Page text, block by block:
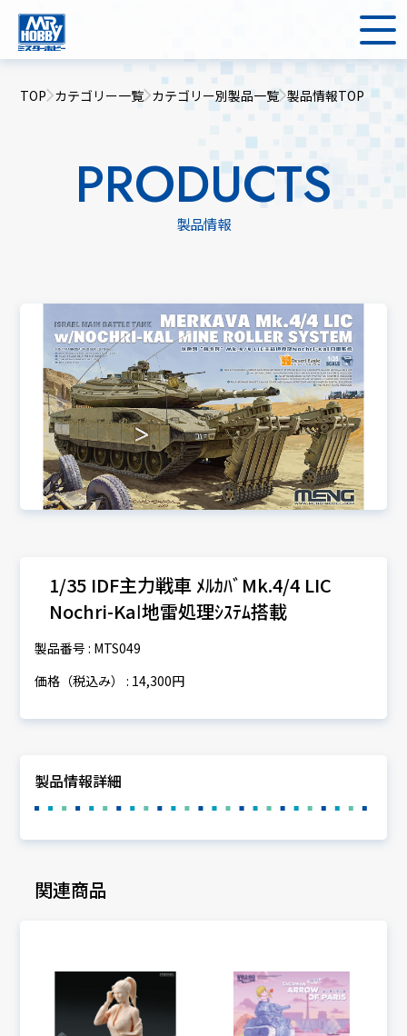
TOP カテゴリー一覧 カテゴリー別製品一覧 製品情報TOP
PRODUCTS
製品情報
1/35 IDF主力戦車 ﾒﾙｶﾊﾞMk.4/4 LIC
Nochri-Kaⅼ地雷処理ｼｽﾃﾑ搭載
製品番号 : MTS049
価格（税込み） : 14,300円
製品情報詳細
関連商品